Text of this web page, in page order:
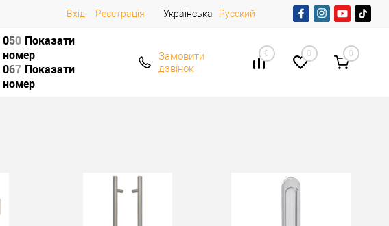
Вхід Реєстрація Українська Русский
050 Показати
номер
067 Показати
номер
Замовити
дзвінок
0 0 0